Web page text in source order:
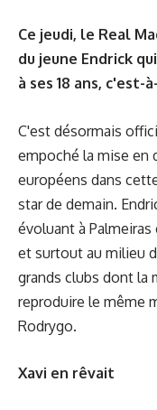
Ce jeudi, le Real
du jeune Endrick
à ses 18 ans,
C'est désormais
empoché la mise en
européens dans
star de demain.
évoluant à
et surtout au milieu
grands clubs dont la
reproduire le même
Rodrygo.
Xavi en rêvait